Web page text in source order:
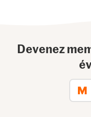
Devenez